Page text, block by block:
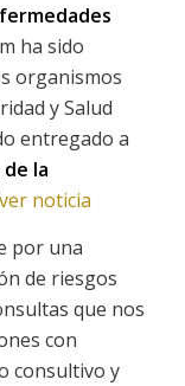
ha sido
organismos
y Salud
entregado a
la
ver noticia
por una
de riesgos
que nos
con
consultivo y